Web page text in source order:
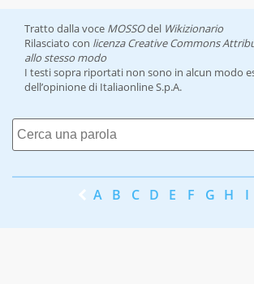
Tratto dalla voce MOSSOdel Wikizionario
Rilasciato con licenza Creative Commons
allo stesso modo
I testi sopra riportati non sono in alcun modo
dell’opinione di Italiaonline S.p.A.
A B C D E F G H I